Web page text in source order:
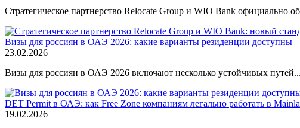
Стратегическое партнерство Relocate Group и WIO Bank официально
Визы для россиян в ОАЭ 2026: какие варианты резиденции доступны
23.02.2026
Визы для россиян в ОАЭ 2026 включают несколько устойчивых путей...
DET Permit в ОАЭ: как Free Zone компаниям легально работать в
19.02.2026